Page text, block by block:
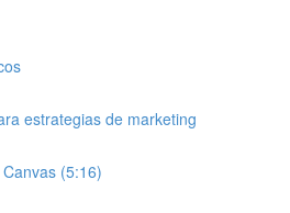
estrategias de marketing
(5:16)